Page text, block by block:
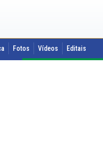
Fotos Vídeos Editais